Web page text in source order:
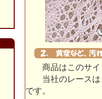
商品はこのサイ
当社のレースは
です。